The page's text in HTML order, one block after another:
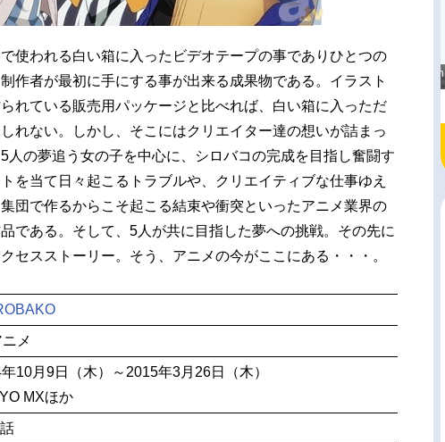
使われる白い箱に入ったビデオテープの事でありひとつの
作者が最初に手にする事が出来る成果物である。イラスト
れている販売用パッケージと比べれば、白い箱に入っただ
れない。しかし、そこにはクリエイター達の想いが詰まっ
人の夢追う女の子を中心に、シロバコの完成を目指し奮闘す
を当て日々起こるトラブルや、クリエイティブな仕事ゆえ
団で作るからこそ起こる結束や衝突といったアニメ業界の
である。そして、5人が共に目指した夢への挑戦。その先に
セスストーリー。そう、アニメの今がここにある・・・。
メ
10月9日（木）～2015年3月26日（木）
MXほか
高橋美紀のおんぷの気持ち
♪ in アニメイトタイムズ
TVアニメ『戦隊大失格』
radio 大直会 2nd season